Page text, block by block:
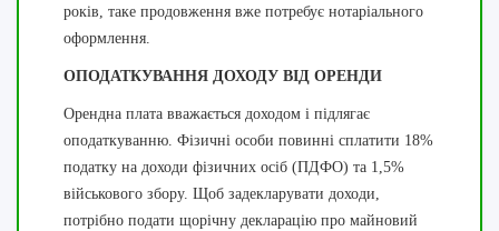
років, таке продовження вже потребує нотаріального
оформлення.
ОПОДАТКУВАННЯ ДОХОДУ ВІД ОРЕНДИ
Орендна плата вважається доходом і підлягає
оподаткуванню. Фізичні особи повинні сплатити 18%
податку на доходи фізичних осіб (ПДФО) та 1,5%
військового збору. Щоб задекларувати доходи,
потрібно подати щорічну декларацію про майновий